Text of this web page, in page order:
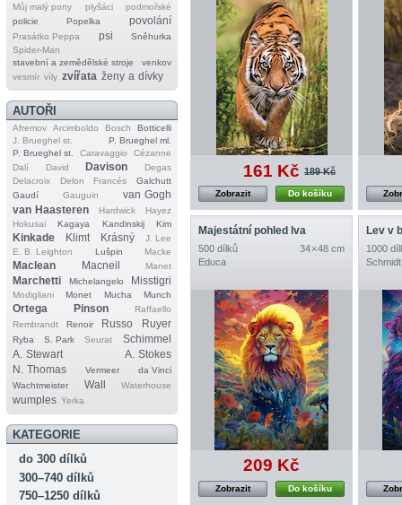
Můj malý pony plyšáci
podmořské
policie
Popelka povolání
Prasátko Peppa psi
Sněhurka
Spider‐Man
stavební a zemědělské stroje
venkov
vesmír víly zvířata ženy a dívky
AUTOŘI
Afremov Arcimboldo Bosch
Botticelli
J. Brueghel st.
P. Brueghel ml.
P. Brueghel st.
Caravaggio
Cézanne
Dalí
David Davison
Degas
Delacroix
Delon Francés
Galchutt
Gaudí
Gauguin
van Gogh
van Haasteren
Hardwick
Hayez
Hokusai
Kagaya Kandinskij Kim
Kinkade Klimt Krásný
J. Lee
E. B. Leighton
Lušpin Macke
Maclean Macneil Manet
Marchetti Michelangelo Misstigri
Modigliani Monet Mucha Munch
Ortega Pinson
Raffaello
Rembrandt
Renoir Russo Ruyer
Ryba S. Park Seurat
Schimmel
A. Stewart
A. Stokes
N. Thomas
Vermeer
da Vinci
Wachtmeister
Wall Waterhouse
wumples Yerka
KATEGORIE
do 300 dílků
300–740 dílků
750–1250 dílků
161 Kč 189 Kč
Do košíku
Zobrazit
Majestátní pohled lva
500 dílků
34 × 48 cm
Educa
209 Kč
Do košíku
Zobrazit
Lev v
1000
Schmidt